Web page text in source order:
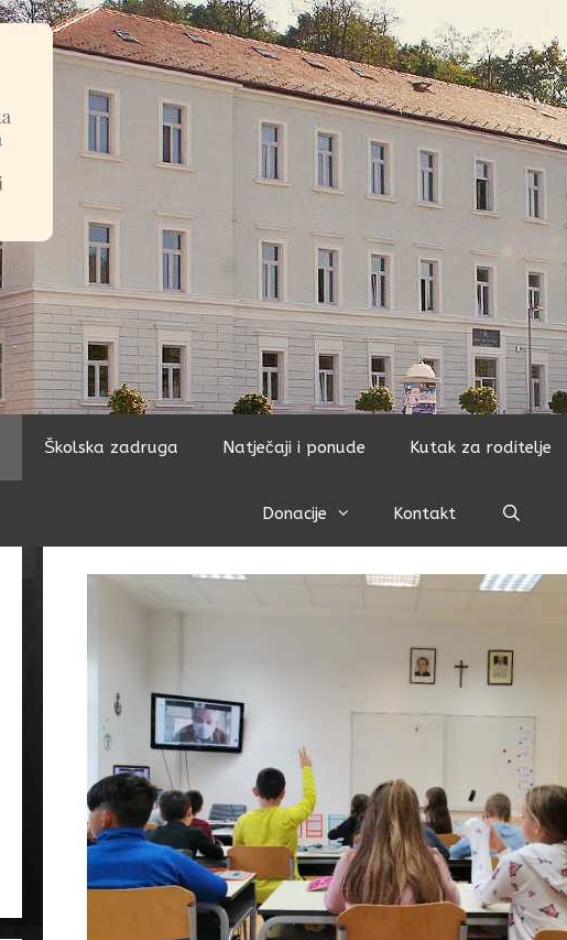
Školska zadruga Natječaji i ponude Kutak za roditelje
Donacije Kontakt